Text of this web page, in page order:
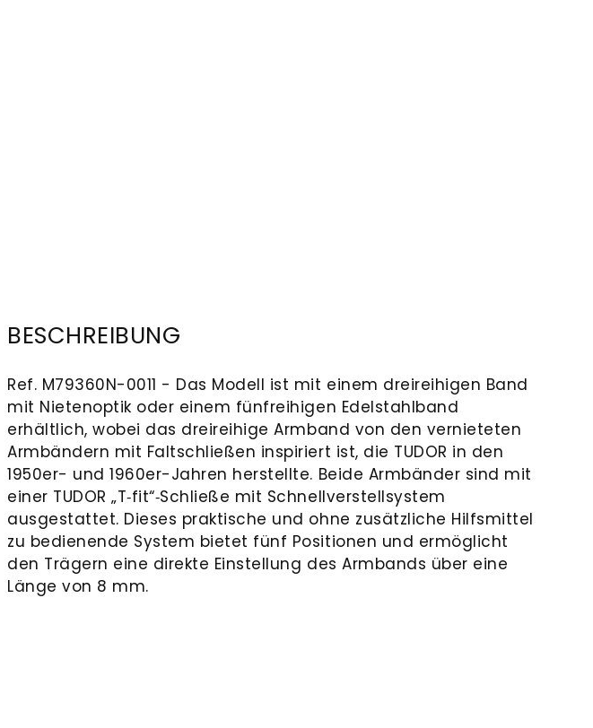
BESCHREIBUNG
Ref. M79360N-0011 - Das Modell ist mit einem dreireihigen Band
mit Nietenoptik oder einem fünfreihigen Edelstahlband
erhältlich, wobei das dreireihige Armband von den vernieteten
Armbändern mit Faltschließen inspiriert ist, die TUDOR in den
1950er- und 1960er-Jahren herstellte. Beide Armbänder sind mit
einer TUDOR „T‑fit“‑Schließe mit Schnellverstell­system
ausgestattet. Dieses praktische und ohne zusätzliche Hilfsmittel
zu bedienende System bietet fünf Positionen und ermöglicht
den Trägern eine direkte Einstellung des Armbands über eine
Länge von 8 mm.